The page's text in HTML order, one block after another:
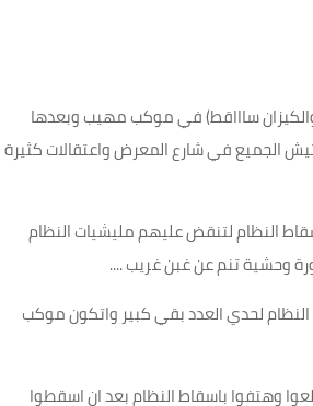
ساااقط) في موكب مهيب وبعدها
وتم تفتيش الجميع في شارع المعرض واعتقالات كثيرة
النظام لتنقض عليهم مليشيات النظام
وحشية تنم عن غبن غريب....
النظام لحدي العدد بقي كبير واتكون موكب
وهتفوا باسقاط النظام بعد ان اسقطوا